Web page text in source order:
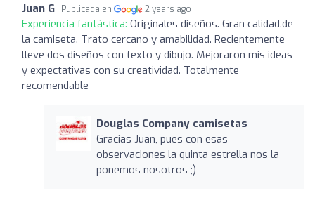
Juan G Publicada en 2 years ago
Experiencia fantástica: Originales diseños. Gran calidad.de
la camiseta. Trato cercano y amabilidad. Recientemente
lleve dos diseños con texto y dibujo. Mejoraron mis ideas
y expectativas con su creatividad. Totalmente
recomendable
Douglas Company camisetas
Gracias Juan, pues con esas
observaciones la quinta estrella nos la
ponemos nosotros ;)